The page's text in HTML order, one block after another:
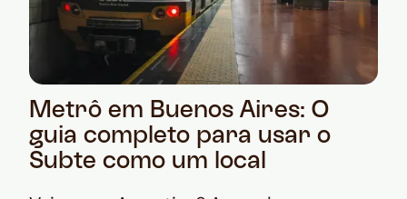
Metrô em Buenos Aires: O
guia completo para usar o
Subte como um local